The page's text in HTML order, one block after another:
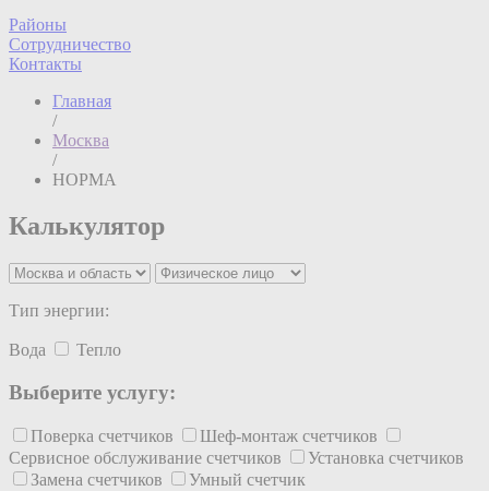
Районы
Сотрудничество
Контакты
Главная
/
Москва
/
НОРМА
Калькулятор
Тип энергии:
Вода Тепло
Выберите услугу:
Поверка счетчиков
Шеф-монтаж счетчиков
Сервисное обслуживание счетчиков
Установка счетчиков
Замена счетчиков
Умный счетчик